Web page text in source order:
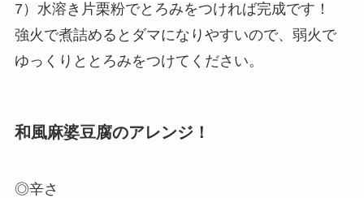
7）水溶き片栗粉でとろみをつければ完成です！
強火で煮詰めるとダマになりやすいので、弱火で
ゆっくりととろみをつけてください。
和風麻婆豆腐のアレンジ！
◎辛さ